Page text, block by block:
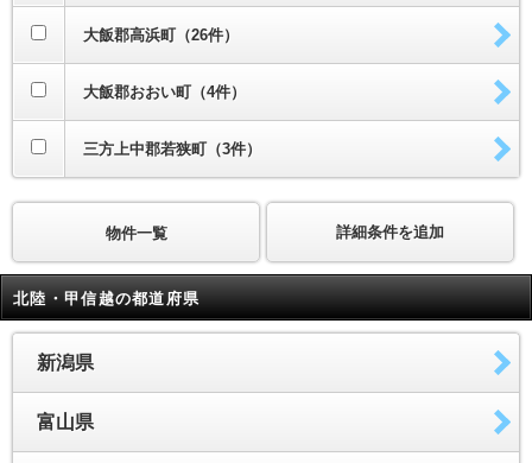
大飯郡高浜町（26件）
大飯郡おおい町（4件）
三方上中郡若狭町（3件）
物件一覧 詳細条件を追加
北陸・甲信越の都道府県
新潟県
富山県